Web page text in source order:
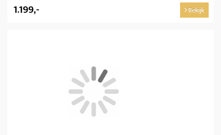
1.199,- Bekijk